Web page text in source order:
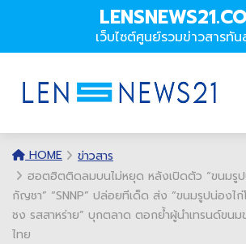
เว็บไซต์ศูนย์รวมข่าวสารทั
HOME
ข่าวสาร
ฮอตฮิตติดลมบนไม่หยุด หลังเปิดตัว “ขนมรู
กัญชา” “SNNP” ปล่อยทีเด็ด ส่ง “ขนมรูปน่อง
ชง รสสาหร่าย” บุกตลาด ตอกย้ำผู้นำเทรนด์ขนม
ไทย